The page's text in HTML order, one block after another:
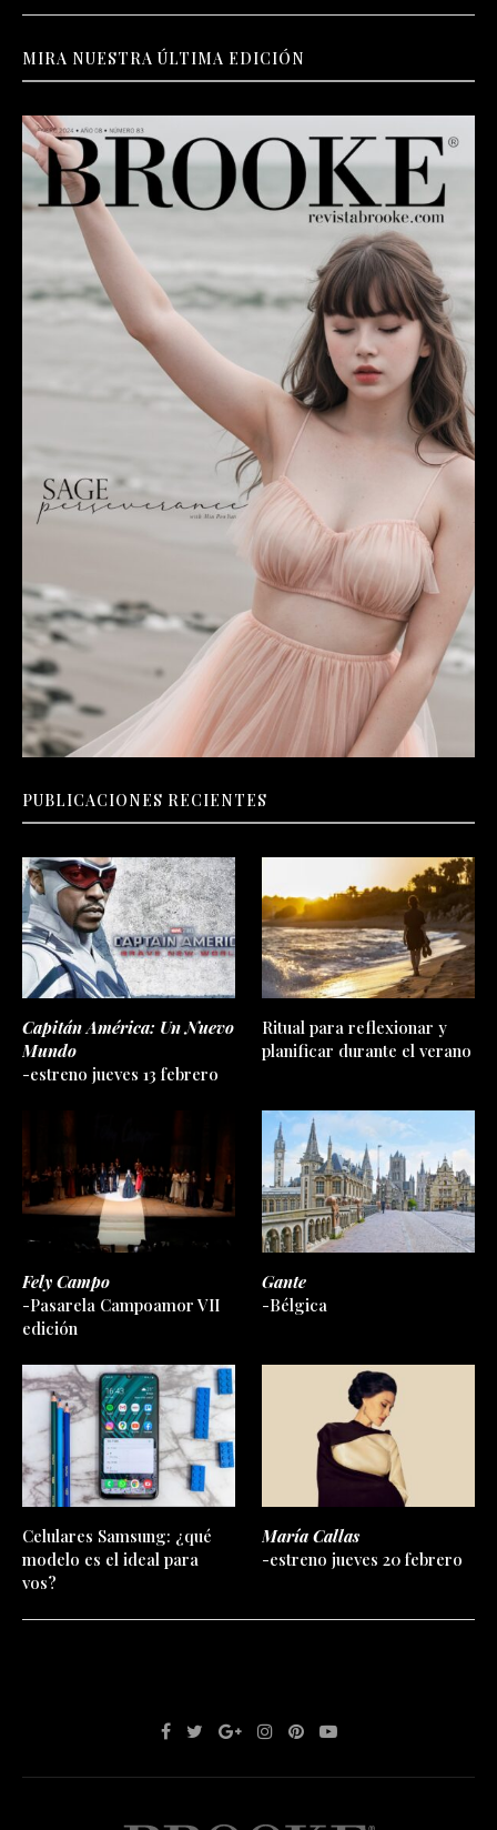
MIRA NUESTRA ÚLTIMA EDICIÓN
PUBLICACIONES RECIENTES
Capitán América: Un Nuevo
Mundo
-estreno jueves 13 febrero
Ritual para reflexionar y
planificar durante el verano
Fely Campo
-Pasarela Campoamor VII
edición
Gante
-Bélgica
Celulares Samsung: ¿qué
modelo es el ideal para
vos?
María Callas
-estreno jueves 20 febrero